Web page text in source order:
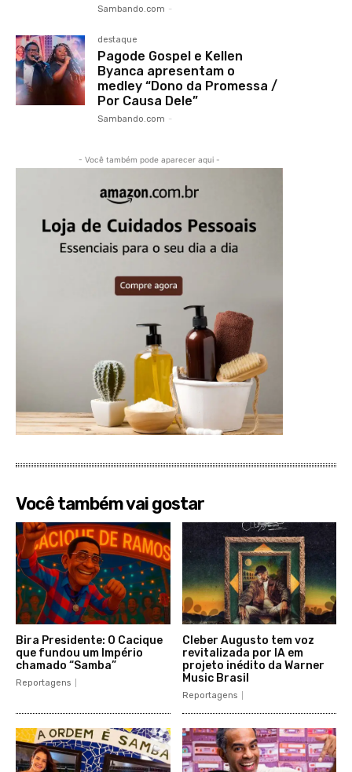
Sambando.com -
destaque
Pagode Gospel e Kellen
Byanca apresentam o
medley “Dono da Promessa /
Por Causa Dele”
Sambando.com -
- Você também pode aparecer aqui -
Você também vai gostar
Bira Presidente: O Cacique
que fundou um Império
chamado “Samba”
Reportagens
Cleber Augusto tem voz
revitalizada por IA em
projeto inédito da Warner
Music Brasil
Reportagens